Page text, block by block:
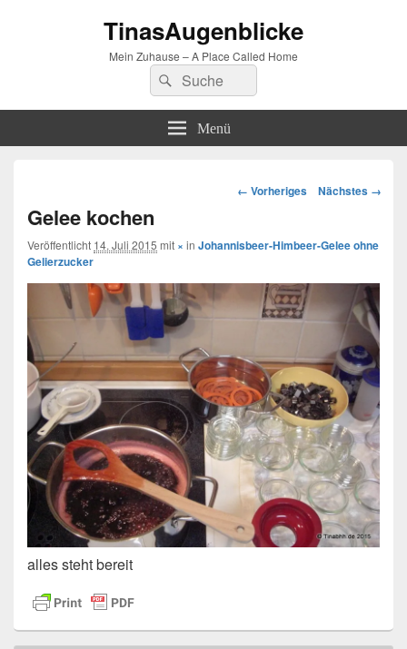
TinasAugenblicke
Mein Zuhause – A Place Called Home
Suchen
nach:
Suchen
Menü
Bilder-
← Vorheriges Nächstes →
Gelee kochen
Veröffentlicht 14. Juli 2015 mit × in Johannisbeer-Himbeer-Gelee ohne
Gelierzucker
alles steht bereit